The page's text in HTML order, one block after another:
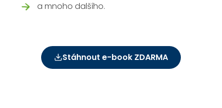
a mnoho dalšího.
Stáhnout e-book ZDARMA